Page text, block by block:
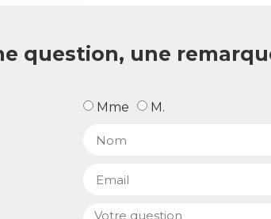
question, une
Mme M.